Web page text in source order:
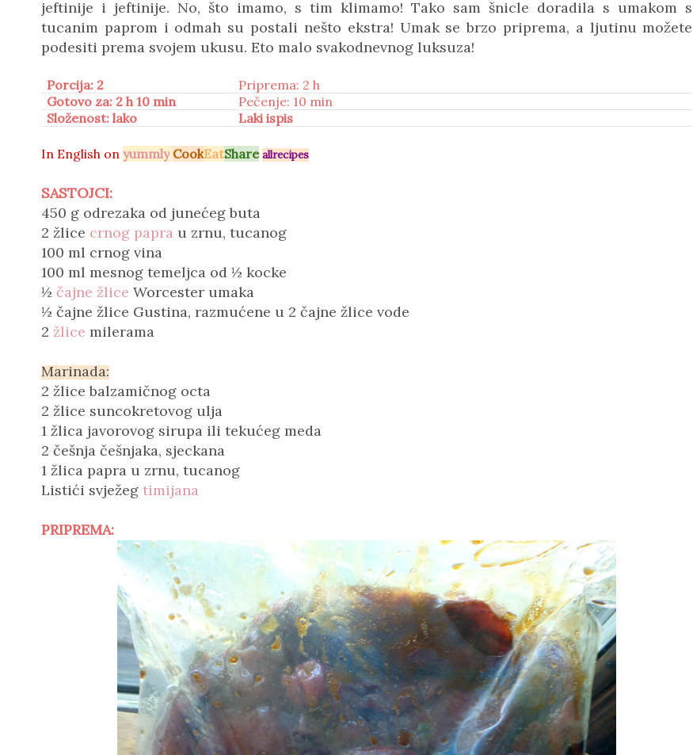
jeftinije i jeftinije. No, što imamo, s tim klimamo! Tako sam šnicle doradila s umakom s
tucanim paprom i odmah su postali nešto ekstra! Umak se brzo priprema, a ljutinu možete
podesiti prema svojem ukusu. Eto malo svakodnevnog luksuza!
Porcija: 2
Priprema: 2 h
Gotovo za: 2 h 10 min
Pečenje: 10 min
Složenost: lako
Laki ispis
In English on yummly CookEatShare allrecipes
SASTOJCI:
450 g odrezaka od junećeg buta
2 žlice crnog papra u zrnu, tucanog
100 ml crnog vina
100 ml mesnog temeljca od ½ kocke
½ čajne žlice Worcester umaka
½ čajne žlice Gustina, razmućene u 2 čajne žlice vode
2 žlice milerama
Marinada:
2 žlice balzamičnog octa
2 žlice suncokretovog ulja
1 žlica javorovog sirupa ili tekućeg meda
2 češnja češnjaka, sjeckana
1 žlica papra u zrnu, tucanog
Listići svježeg timijana
PRIPREMA: